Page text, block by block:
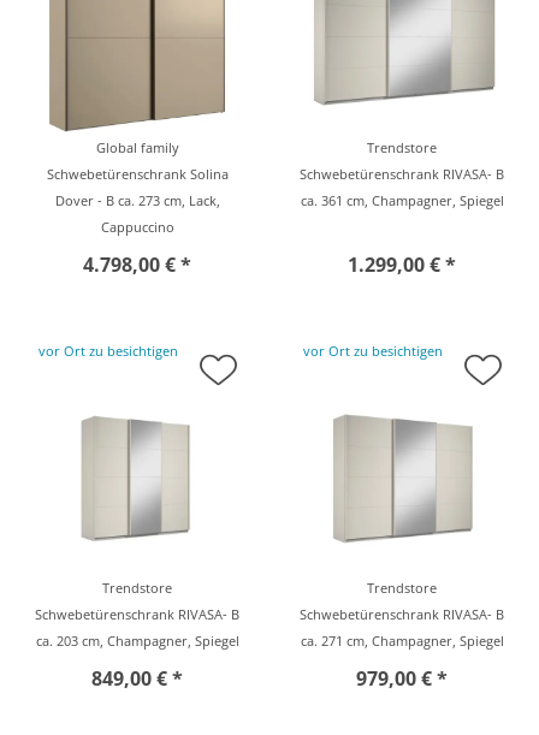
Global family
Schwebetürenschrank Solina
Dover - B ca. 273 cm, Lack,
Cappuccino
4.798,00 € *
Trendstore
Schwebetürenschrank RIVASA- B
ca. 361 cm, Champagner, Spiegel
1.299,00 € *
vor Ort zu besichtigen
Trendstore
Schwebetürenschrank RIVASA- B
ca. 203 cm, Champagner, Spiegel
849,00 € *
vor Ort zu besichtigen
Trendstore
Schwebetürenschrank RIVASA- B
ca. 271 cm, Champagner, Spiegel
979,00 € *